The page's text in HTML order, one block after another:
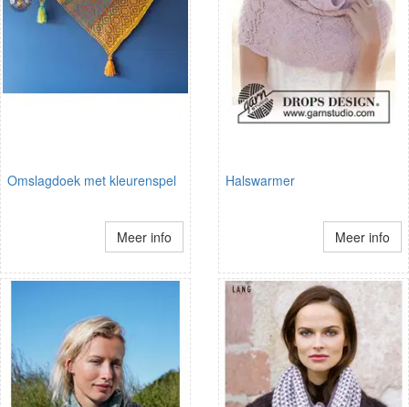
Omslagdoek met kleurenspel
Meer info
Halswarmer
Meer info